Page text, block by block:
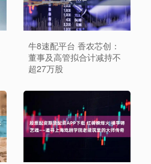
牛8速配平台 香农芯创：
董事及高管拟合计减持不
超27万股